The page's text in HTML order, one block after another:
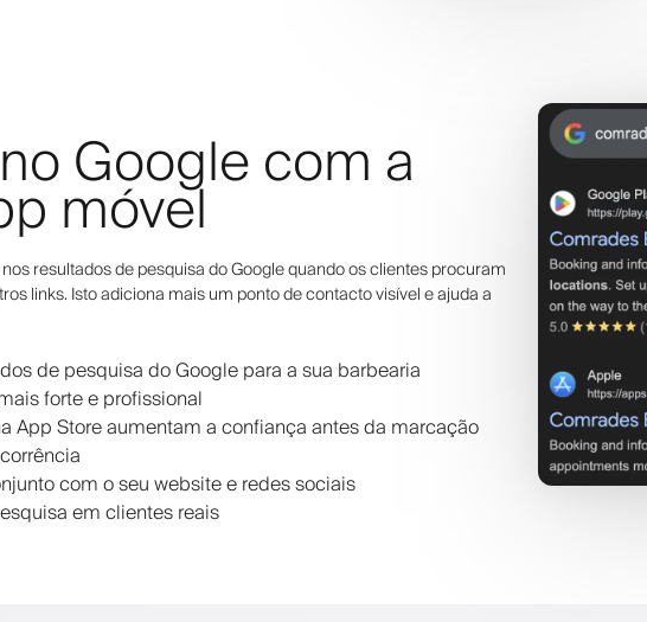
Google com a
móvel
resultados de pesquisa do Google quando os clientes procuram
links. Isto adiciona mais um ponto de contacto visível e ajuda a
de pesquisa do Google para a sua barbearia
forte e profissional
App Store aumentam a confiança antes da marcação
com o seu website e redes sociais
em clientes reais